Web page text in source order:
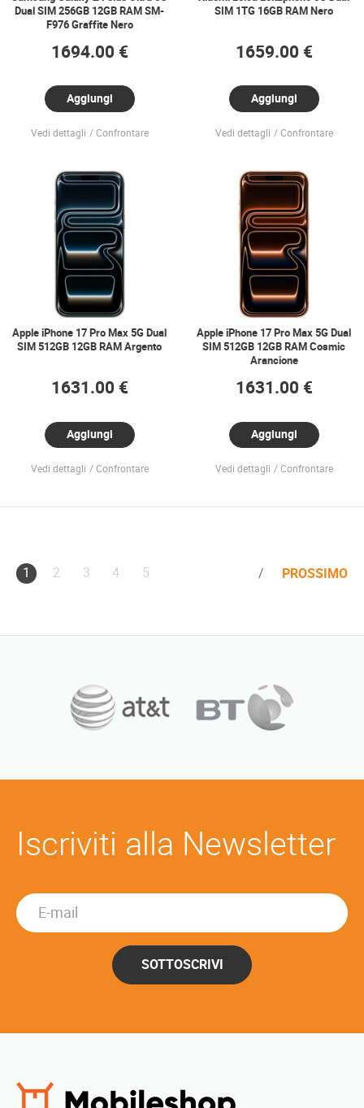
Dual SIM 256GB 12GB RAM SM-
F976 Graffite Nero
1694.00 €
Aggiungi
Vedi dettagli Confrontare
SIM 1TG 16GB RAM Nero
1659.00 €
Aggiungi
Vedi dettagli Confrontare
Apple iPhone 17 Pro Max 5G Dual
SIM 512GB 12GB RAM Argento
1631.00 €
Aggiungi
Vedi dettagli Confrontare
Apple iPhone 17 Pro Max 5G Dual
SIM 512GB 12GB RAM Cosmic
Arancione
1631.00 €
Aggiungi
Vedi dettagli Confrontare
1 2 3 4 5 PROSSIMO
Iscriviti alla Newsletter
SOTTOSCRIVI